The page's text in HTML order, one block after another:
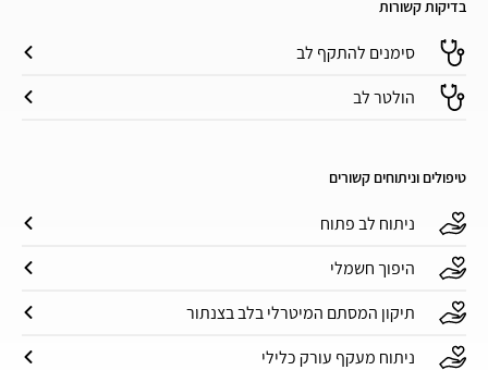
בדיקות קשורות
סימנים להתקף לב
הולטר לב
טיפולים וניתוחים קשורים
ניתוח לב פתוח
היפוך חשמלי
תיקון המסתם המיטרלי בלב בצנתור
ניתוח מעקף עורק כלילי